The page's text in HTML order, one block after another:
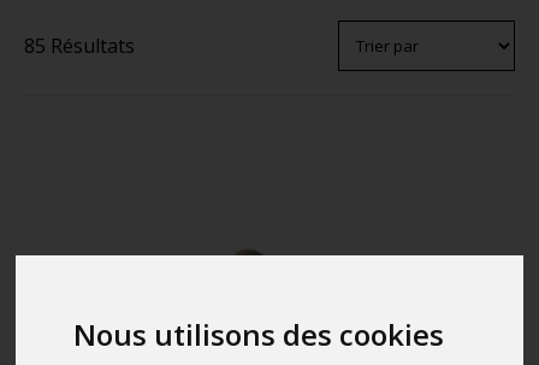
Nous utilisons des cookies
85 Résultats